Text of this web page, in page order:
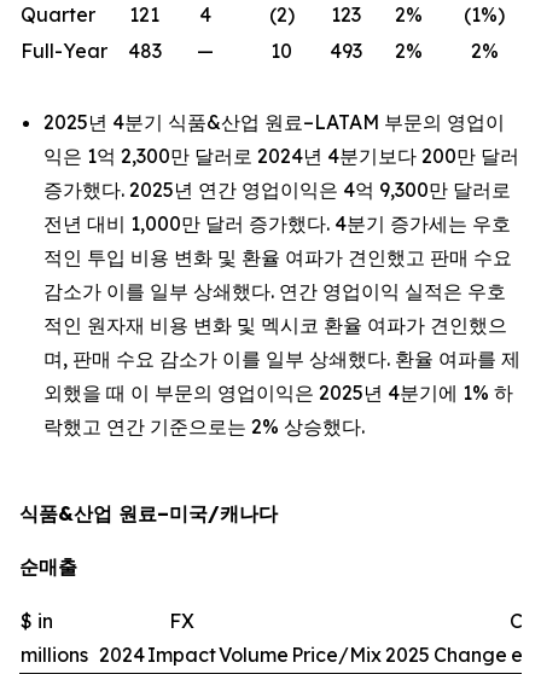
Quarter
121 4 (2) 123 2%
(1%)
Full-Year
483 — 10 493 2% 2%
2025년 4분기 식품&산업 원료–LATAM 부문의 영업이
익은 1억 2,300만 달러로 2024년 4분기보다 200만 달러
증가했다. 2025년 연간 영업이익은 4억 9,300만 달러로
전년 대비 1,000만 달러 증가했다. 4분기 증가세는 우호
적인 투입 비용 변화 및 환율 여파가 견인했고 판매 수요
감소가 이를 일부 상쇄했다. 연간 영업이익 실적은 우호
적인 원자재 비용 변화 및 멕시코 환율 여파가 견인했으
며, 판매 수요 감소가 이를 일부 상쇄했다. 환율 여파를 제
외했을 때 이 부문의 영업이익은 2025년 4분기에 1% 하
락했고 연간 기준으로는 2% 상승했다.
식품&산업 원료–미국/캐나다
순매출
$ in
millions 2024
FX
ImpactVolume Price/Mix2025 Change